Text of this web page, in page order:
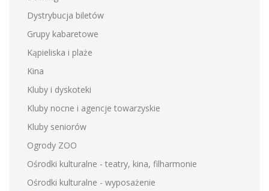
Dystrybucja biletów
Grupy kabaretowe
Kąpieliska i plaże
Kina
Kluby i dyskoteki
Kluby nocne i agencje towarzyskie
Kluby seniorów
Ogrody ZOO
Ośrodki kulturalne - teatry, kina, filharmonie
Ośrodki kulturalne - wyposażenie